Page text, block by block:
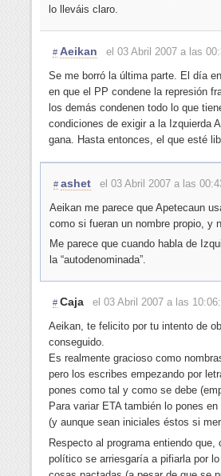
lo lleváis claro.
# Aeikan
el 03 Abril 2007 a las
Se me borró la última parte. El día
en que el PP condene la represión
los demás condenen todo lo que
condiciones de exigir a la Izquierda
gana. Hasta entonces, el que esté
# ashet
el 03 Abril 2007 a las
Aeikan me parece que Apetecaun
como si fueran un nombre propio, y
Me parece que cuando habla de
la “autodenominada”.
# Caja
el 03 Abril 2007 a las
Aeikan, te felicito por tu intento de
conseguido.
Es realmente gracioso como
pero los escribes empezando por
pones como tal y como se debe
Para variar ETA también lo pones
(y aunque sean iniciales éstos si
Respecto al programa entiendo
político se arriesgaría a pifiarla por